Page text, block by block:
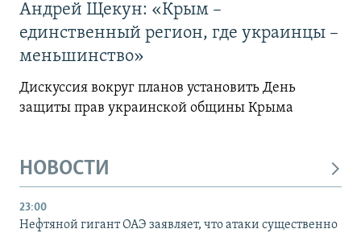
Андрей Щекун: «Крым –
единственный регион, где украинцы –
меньшинство»
Дискуссия вокруг планов установить День
защиты прав украинской общины Крыма
НОВОСТИ
23:00
Нефтяной гигант ОАЭ заявляет, что атаки существенно